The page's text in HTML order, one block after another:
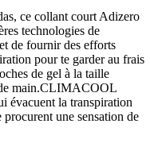
ce collant court Adizero
technologies de
de fournir des efforts
pour te garder au frais
de gel à la taille
de main.CLIMACOOL
évacuent la transpiration
procurent une sensation de